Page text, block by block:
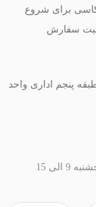
برای شروع
سفارش
پنجم اداری واحد